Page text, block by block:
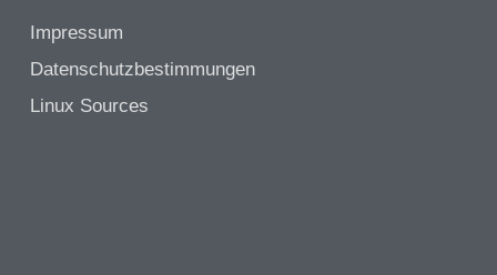
Impressum
Datenschutzbestimmungen
Linux Sources